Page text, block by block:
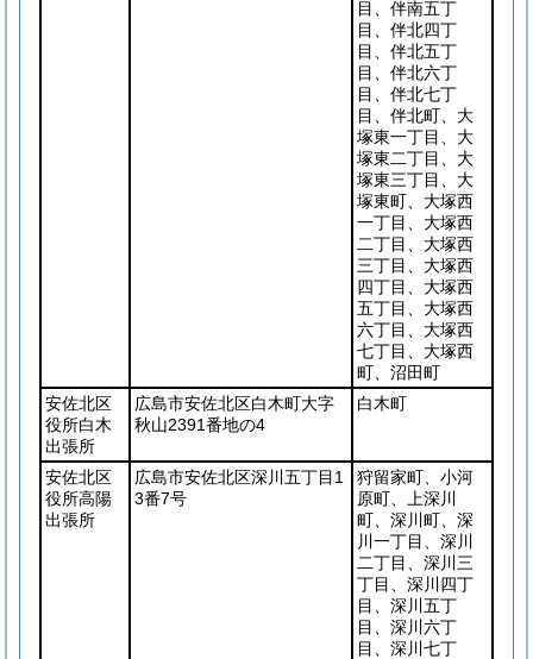
目、伴南五丁
目、伴北四丁
目、伴北五丁
目、伴北六丁
目、伴北七丁
目、伴北町、大
塚東一丁目、大
塚東二丁目、大
塚東三丁目、大
塚東町、大塚西
一丁目、大塚西
二丁目、大塚西
三丁目、大塚西
四丁目、大塚西
五丁目、大塚西
六丁目、大塚西
七丁目、大塚西
町、沼田町
安佐北区
役所白木
出張所
広島市安佐北区白木町大字
秋山2391番地の4
白木町
安佐北区
役所高陽
出張所
広島市安佐北区深川五丁目1
3番7号
狩留家町、小河
原町、上深川
町、深川町、深
川一丁目、深川
二丁目、深川三
丁目、深川四丁
目、深川五丁
目、深川六丁
目、深川七丁